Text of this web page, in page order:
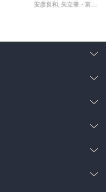
真村澪生,もりなかもなか
安彦良和 矢立肇・富野由悠季